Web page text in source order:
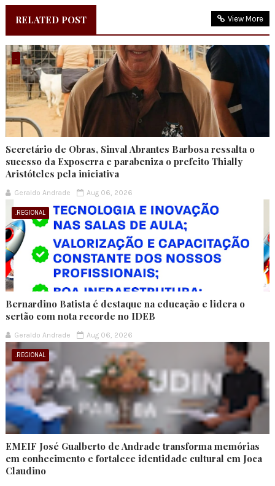
RELATED POST View More
.
Secretário de Obras, Sinval Abrantes Barbosa ressalta o
sucesso da Exposerra e parabeniza o prefeito Thially
Aristóteles pela iniciativa
Geraldo Andrade Aug 06, 2026
.REGIONAL
Bernardino Batista é destaque na educação e lidera o
sertão com nota recorde no IDEB
Geraldo Andrade Aug 06, 2026
.REGIONAL
EMEIF José Gualberto de Andrade transforma memórias
em conhecimento e fortalece identidade cultural em Joca
Claudino